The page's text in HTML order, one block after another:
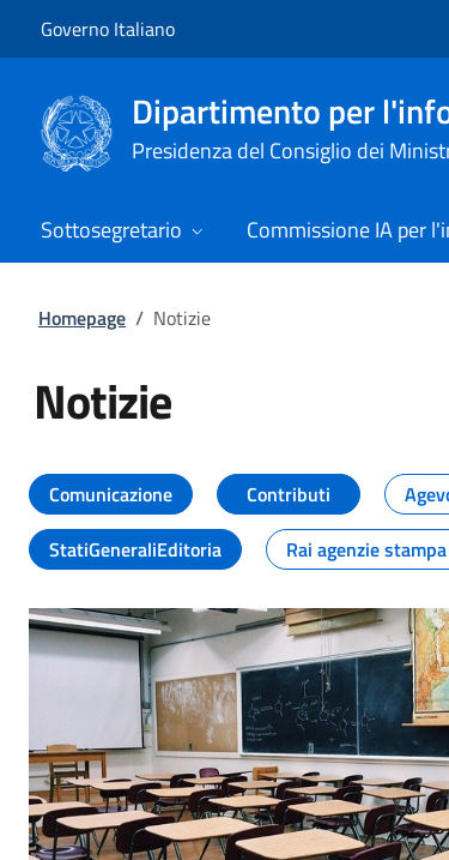
Governo Italiano
Dipartimento per
Presidenza del Consiglio dei
Sottosegretario Commissione IA per
Homepage / Notizie
Notizie
Tutti i contenuti della
Comunicazione Contributi
StatiGeneraliEditoria
Rai agenzie